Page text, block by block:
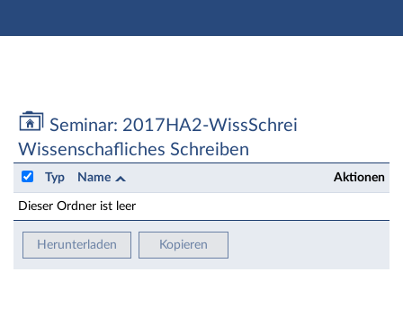
Hauptnavigation
Seminar: 2017HA2-WissSchrei Wissenschafliches
Seminar: 2017HA2-WissSchrei
Wissenschafliches Schreiben
Typ Name Aktionen
Dieser Ordner ist leer
Herunterladen Kopieren